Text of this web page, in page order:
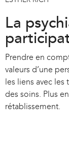
La
Prendre en
valeurs d’une
les liens avec
des soins. Plus
rétablissement.